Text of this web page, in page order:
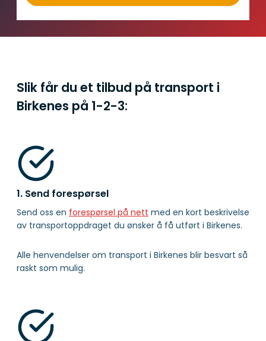
Slik får du et tilbud på transport i
Birkenes på 1-2-3:
1. Send forespørsel
Send oss en forespørsel på nett med en kort beskrivelse
av transportoppdraget du ønsker å få utført i Birkenes.
Alle henvendelser om transport i Birkenes blir besvart så
raskt som mulig.